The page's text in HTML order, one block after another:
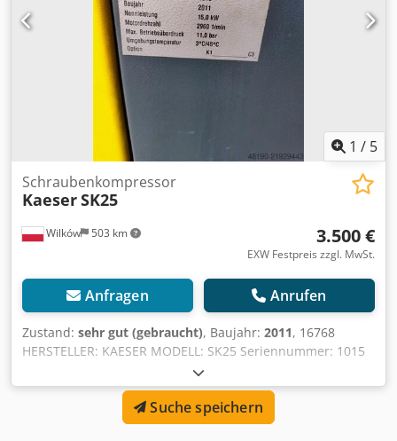
1 / 5
Wilków 503 km
Schraubenkompressor
KaeserSK25
3.500 €
EXW Festpreis zzgl. MwSt.
Anfragen Anrufen
Zustand: sehr gut (gebraucht), Baujahr: 2011, 16768
HERSTELLER: KAESER MODELL: SK25 Seriennummer: 1015
Baujahr: 2011 Leistung (kW): 15 Liefermenge (m3/min): 2,25
Druck (bar): 11 Betriebsstunden (DOK/GESAMT):
19238/36933 Frequenzumrichter: nein Integrierter
Trockner: nein Wärmetauscher: nein Kühlung
Suche speichern